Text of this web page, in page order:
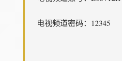
电视频道密码：12345